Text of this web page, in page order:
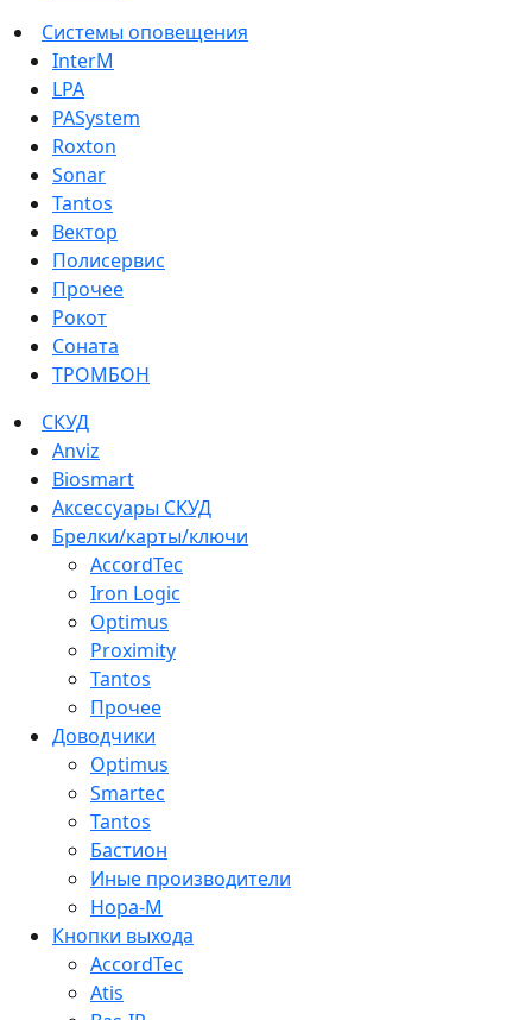
Системы оповещения
InterM
LPA
PASystem
Roxton
Sonar
Tantos
Вектор
Полисервис
Прочее
Рокот
Соната
ТРОМБОН
СКУД
Anviz
Biosmart
Аксессуары СКУД
Брелки/карты/ключи
AccordTec
Iron Logic
Optimus
Proximity
Tantos
Прочее
Доводчики
Optimus
Smartec
Tantos
Бастион
Иные производители
Нора-М
Кнопки выхода
AccordTec
Atis